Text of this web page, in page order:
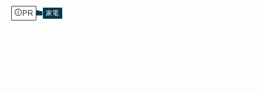
PR 家電